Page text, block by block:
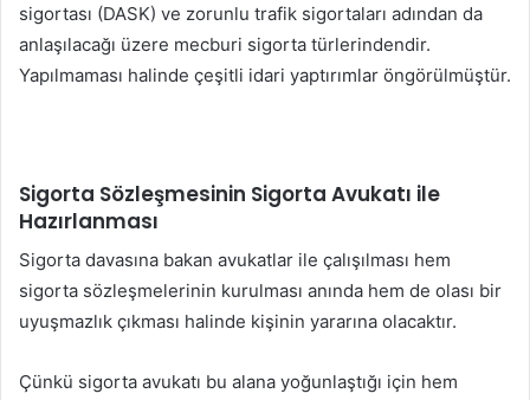
sigortası (DASK) ve zorunlu trafik sigortaları adından da
anlaşılacağı üzere mecburi sigorta türlerindendir.
Yapılmaması halinde çeşitli idari yaptırımlar öngörülmüştür.
Sigorta Sözleşmesinin Sigorta Avukatı ile
Hazırlanması
Sigorta davasına bakan avukatlar ile çalışılması hem
sigorta sözleşmelerinin kurulması anında hem de olası bir
uyuşmazlık çıkması halinde kişinin yararına olacaktır.
Çünkü sigorta avukatı bu alana yoğunlaştığı için hem